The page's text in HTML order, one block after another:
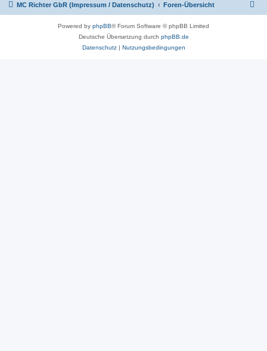
MC Richter GbR (Impressum / Datenschutz) Foren-Übersicht
Powered by phpBB® Forum Software © phpBB Limited
Deutsche Übersetzung durch phpBB.de
Datenschutz| Nutzungsbedingungen